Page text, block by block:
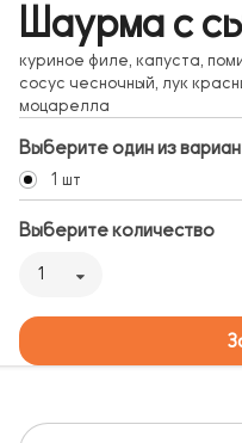
Шаурма с
куриное филе, капуста,
сосус чесночный, лук
моцарелла
Выберите один из
1 шт
Выберите количество
1